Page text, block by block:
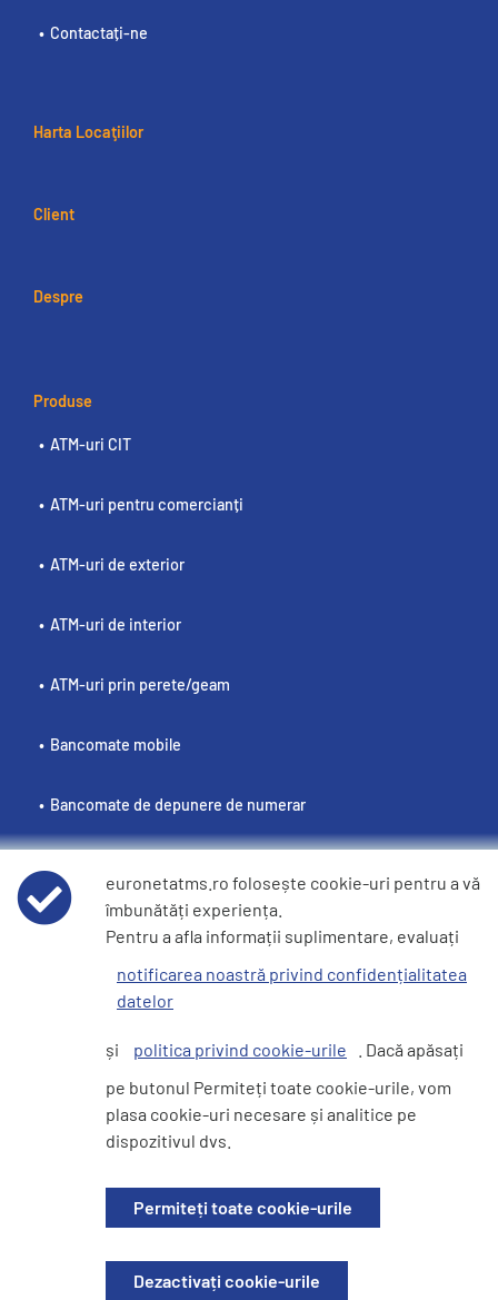
Contactați-ne
Harta Locaţiilor
Client
Despre
Produse
ATM-uri CIT
ATM-uri pentru comercianți
ATM-uri de exterior
ATM-uri de interior
ATM-uri prin perete/geam
Bancomate mobile
Bancomate de depunere de numerar
Politici
Condiții de utilizare
Politica privind modulele cookie
Site pentru investitori
© 2026 EURONET SERVICES SRL. Toate drepturile rezervate. Companie
înființată în România. Nr. de înregistrare J / 40/1066/1998. Sediul central:
euronetatms.ro folosește cookie-uri pentru a vă
îmbunătăți experiența.
Pentru a afla informații suplimentare, evaluați
notificarea noastră privind confidențialitatea
datelor
și politica privind cookie-urile
. Dacă apăsați
pe butonul Permiteți toate cookie-urile, vom
plasa cookie-uri necesare și analitice pe
dispozitivul dvs.
Permiteți toate cookie-urile
Dezactivați cookie-urile